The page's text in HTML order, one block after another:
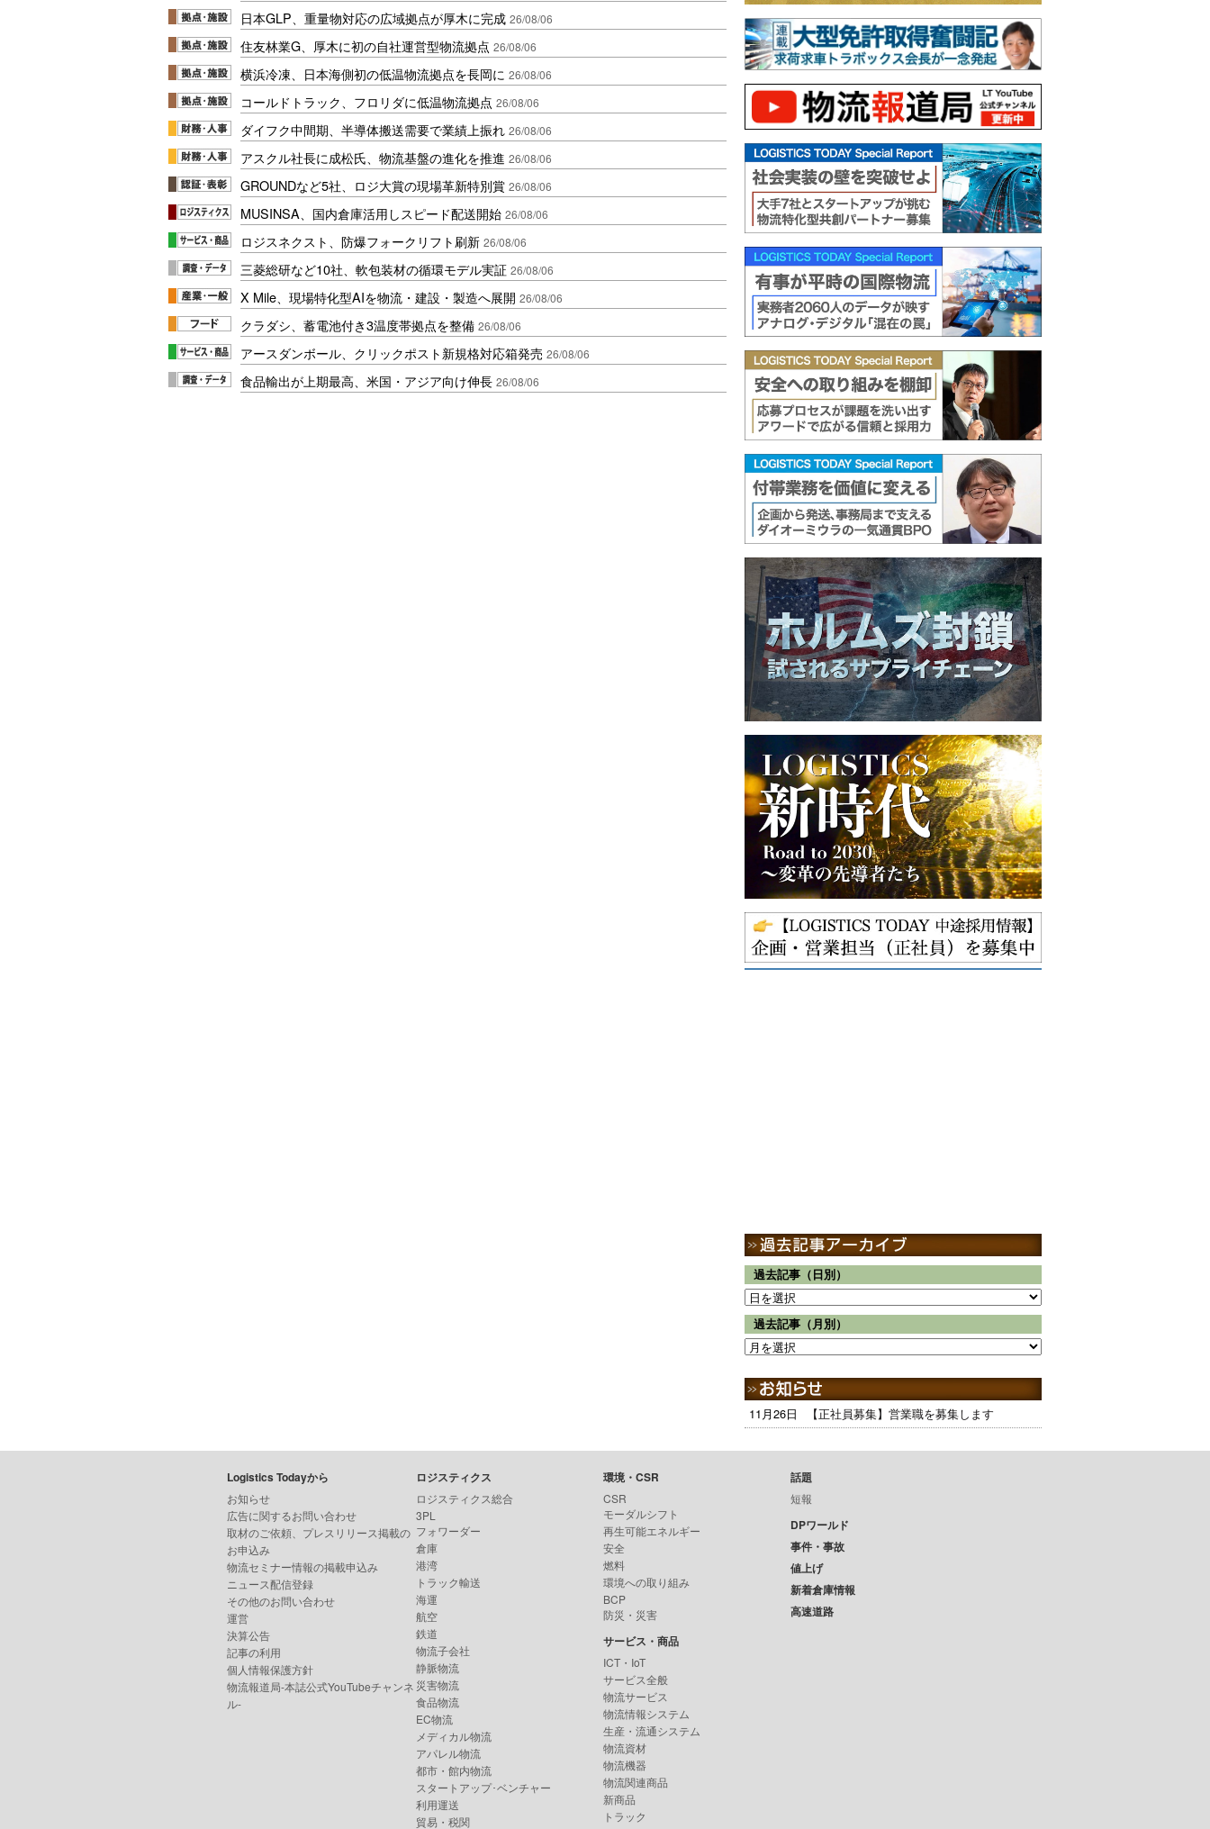
日本GLP、重量物対応の広域拠点が厚木に完成 26/08/06
住友林業G、厚木に初の自社運営型物流拠点 26/08/06
横浜冷凍、日本海側初の低温物流拠点を長岡に 26/08/06
コールドトラック、フロリダに低温物流拠点 26/08/06
ダイフク中間期、半導体搬送需要で業績上振れ 26/08/06
アスクル社長に成松氏、物流基盤の進化を推進 26/08/06
GROUNDなど5社、ロジ大賞の現場革新特別賞 26/08/06
MUSINSA、国内倉庫活用しスピード配送開始 26/08/06
ロジスネクスト、防爆フォークリフト刷新 26/08/06
三菱総研など10社、軟包装材の循環モデル実証 26/08/06
X Mile、現場特化型AIを物流・建設・製造へ展開 26/08/06
クラダシ、蓄電池付き3温度帯拠点を整備 26/08/06
アースダンボール、クリックポスト新規格対応箱発売 26/08/06
食品輸出が上期最高、米国・アジア向け伸長 26/08/06
過去記事（日別）
過去記事（月別）
11月26日 【正社員募集】営業職を募集します
Logistics Todayから
お知らせ
広告に関するお問い合わせ
取材のご依頼、プレスリリース掲載の
お申込み
物流セミナー情報の掲載申込み
ニュース配信登録
その他のお問い合わせ
運営
決算公告
記事の利用
個人情報保護方針
物流報道局-本誌公式YouTubeチャンネ
ル-
ロジスティクス
ロジスティクス総合
3PL
フォワーダー
倉庫
港湾
トラック輸送
海運
航空
鉄道
物流子会社
静脈物流
災害物流
食品物流
EC物流
メディカル物流
アパレル物流
都市・館内物流
スタートアップ･ベンチャー
利用運送
貿易・税関
環境・CSR
CSR
モーダルシフト
再生可能エネルギー
安全
燃料
環境への取り組み
BCP
防災・災害
サービス・商品
ICT・IoT
サービス全般
物流サービス
物流情報システム
生産・流通システム
物流資材
物流機器
物流関連商品
新商品
トラック
話題
短報
DPワールド
事件・事故
値上げ
新着倉庫情報
高速道路